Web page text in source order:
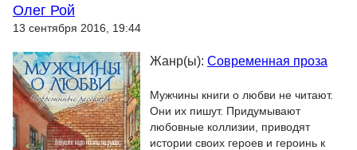
Олег Рой
13 сентября 2016, 19:44
Жанр(ы): Современная проза
Мужчины книги о любви не читают.
Они их пишут. Придумывают
любовные коллизии, приводят
истории своих героев и героинь к